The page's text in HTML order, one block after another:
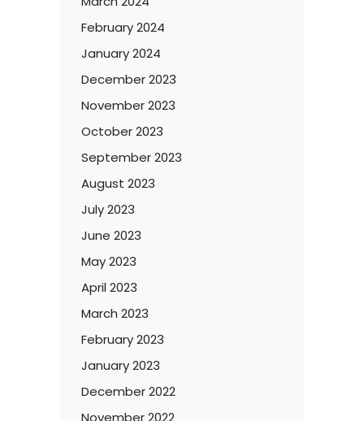
February 2024
January 2024
December 2023
November 2023
October 2023
September 2023
August 2023
July 2023
June 2023
May 2023
April 2023
March 2023
February 2023
January 2023
December 2022